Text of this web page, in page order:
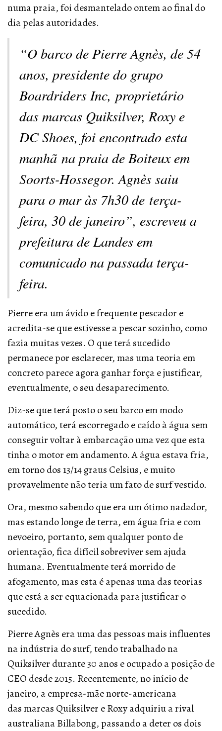
numa praia, foi desmantelado ontem ao final do
dia pelas autoridades.
“O barco de Pierre Agnès, de 54
anos, presidente do grupo
Boardriders Inc, proprietário
das marcas Quiksilver, Roxy e
DC Shoes, foi encontrado esta
manhã na praia de Boiteux em
Soorts-Hossegor. Agnès saiu
para o mar às 7h30 de terça-
feira, 30 de janeiro”, escreveu a
prefeitura de Landes em
comunicado na passada terça-
feira.
Pierre era um ávido e frequente pescador e
acredita-se que estivesse a pescar sozinho, como
fazia muitas vezes. O que terá sucedido
permanece por esclarecer, mas uma teoria em
concreto parece agora ganhar força e justificar,
eventualmente, o seu desaparecimento.
Diz-se que terá posto o seu barco em modo
automático, terá escorregado e caído à água sem
conseguir voltar à embarcação uma vez que esta
tinha o motor em andamento. A água estava fria,
em torno dos 13/14 graus Celsius, e muito
provavelmente não teria um fato de surf vestido.
Ora, mesmo sabendo que era um ótimo nadador,
mas estando longe de terra, em água fria e com
nevoeiro, portanto, sem qualquer ponto de
orientação, fica difícil sobreviver sem ajuda
humana. Eventualmente terá morrido de
afogamento, mas esta é apenas uma das teorias
que está a ser equacionada para justificar o
sucedido.
Pierre Agnès era uma das pessoas mais influentes
na indústria do surf, tendo trabalhado na
Quiksilver durante 30 anos e ocupado a posição de
CEO desde 2015. Recentemente, no início de
janeiro, a empresa-mãe norte-americana
das marcas Quiksilver e Roxy adquiriu a rival
australiana Billabong, passando a deter os dois